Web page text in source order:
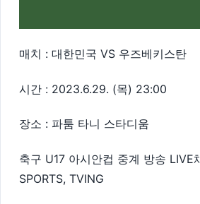
매치 : 대한민국 VS 우즈베키스탄
시간 : 2023.6.29. (목) 23:00
장소 : 파툼 타니 스타디움
축구 U17 아시안컵 중계 방송 LIVE
SPORTS, TVING